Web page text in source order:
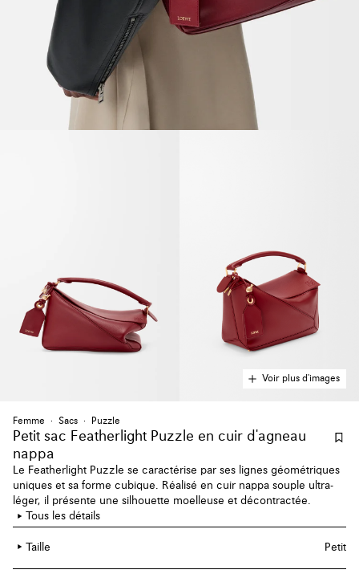
Voir plus d'images
Femme Sacs Puzzle
Petit sac Featherlight Puzzle en cuir d'agneau
nappa
Le Featherlight Puzzle se caractérise par ses lignes géométriques
uniques et sa forme cubique. Réalisé en cuir nappa souple ultra-
léger, il présente une silhouette moelleuse et décontractée.
Tous les détails
Taille Petit